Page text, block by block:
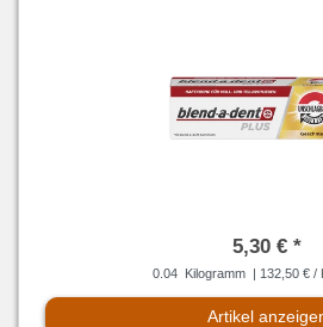
5,30 € *
0.04 Kilogramm | 132,50 € /
Artikel